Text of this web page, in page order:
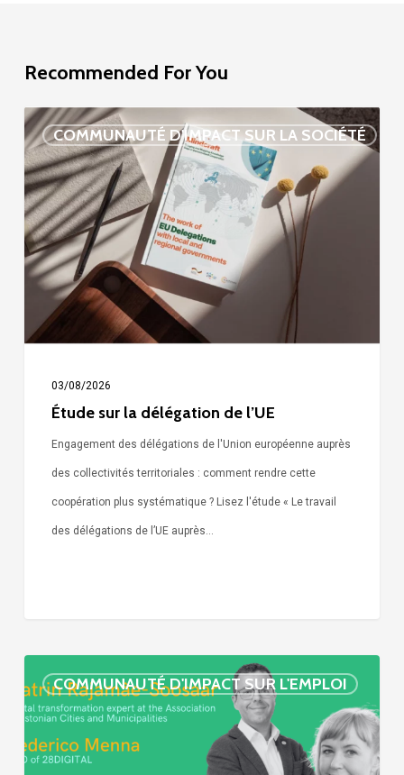
Recommended For You
COMMUNAUTÉ D'IMPACT SUR LA SOCIÉTÉ
Étude
sur
la
délégation
de
l’UE
03/08/2026
Étude sur la délégation de l’UE
Engagement des délégations de l'Union européenne auprès
des collectivités territoriales : comment rendre cette
coopération plus systématique ? Lisez l'étude « Le travail
des délégations de l’UE auprès…
COMMUNAUTÉ D'IMPACT SUR L'EMPLOI
Simone »
épisode
: